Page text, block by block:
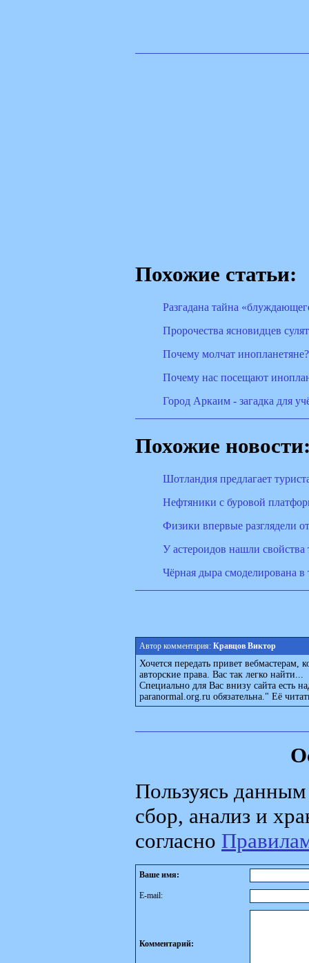
Похожие статьи:
Разгадана тайна
Пророчества ясновидцев
Почему молчат инопланетяне?
Почему нас посещают
Город Аркаим - загадка для
Похожие
Шотландия предлагает
Нефтяники с буровой
Физики впервые разглядели
У астероидов нашли свойства
Чёрная дыра смоделирована в
Автор комментария: Кравцов Виктор
Хочется передать привет
авторские права. Вас так легко найти...
Специально для Вас внизу сайта есть
paranormal.org.ru обязательна." Её
Пользуясь
сбор, анализ и
согласно
Ваше имя:
E-mail:
Комментарий: